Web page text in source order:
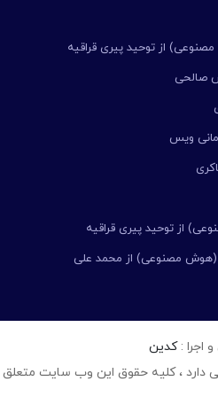
از توحید پیری قراقیه
صالحی
مانی ویس
از توحید پیری قراقیه
(هوش مصنوعی) از محمد علی
اجرا :کدین
دارد ، کلیه حقوق این وب سایت